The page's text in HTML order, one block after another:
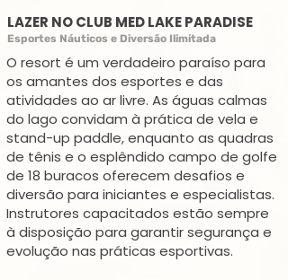
LAZER NO CLUB MED LAKE PARADISE
Esportes Náuticos e Diversão Ilimitada
O resort é um verdadeiro paraíso para
os amantes dos esportes e das
atividades ao ar livre. As águas calmas
do lago convidam à prática de vela e
stand-up paddle, enquanto as quadras
de tênis e o esplêndido campo de golfe
de 18 buracos oferecem desafios e
diversão para iniciantes e especialistas.
Instrutores capacitados estão sempre
à disposição para garantir segurança e
evolução nas práticas esportivas.